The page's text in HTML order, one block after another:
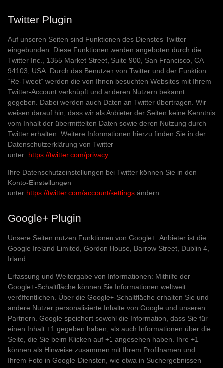
Twitter Plugin
Auf unseren Seiten sind Funktionen des Dienstes Twitter
eingebunden. Diese Funktionen werden angeboten durch die
Twitter Inc., 1355 Market Street, Suite 900, San Francisco, CA
94103, USA. Durch das Benutzen von Twitter und der Funktion
“Re-Tweet” werden die von Ihnen besuchten Websites mit Ihrem
Twitter-Account verknüpft und anderen Nutzern bekannt
gegeben. Dabei werden auch Daten an Twitter übertragen. Wir
weisen darauf hin, dass wir als Anbieter der Seiten keine Kenntnis
vom Inhalt der übermittelten Daten sowie deren Nutzung durch
Twitter erhalten. Weitere Informationen hierzu finden Sie in der
Datenschutzerklärung von Twitter
unter: https://twitter.com/privacy.
Ihre Datenschutzeinstellungen bei Twitter können Sie in den
Konto-Einstellungen
unter https://twitter.com/account/settings ändern.
Google+ Plugin
Unsere Seiten nutzen Funktionen von Google+. Anbieter ist die
Google Ireland Limited, Gordon House, Barrow Street, Dublin 4,
Irland.
Erfassung und Weitergabe von Informationen: Mithilfe der
Google+-Schaltfläche können Sie Informationen weltweit
veröffentlichen. Über die Google+-Schaltfläche erhalten Sie und
andere Nutzer personalisierte Inhalte von Google und unseren
Partnern. Google speichert sowohl die Information, dass Sie für
einen Inhalt +1 gegeben haben, als auch Informationen über die
Seite, die Sie beim Klicken auf +1 angesehen haben. Ihre +1
können als Hinweise zusammen mit Ihrem Profilnamen und
Ihrem Foto in Google-Diensten, wie etwa in Suchergebnissen